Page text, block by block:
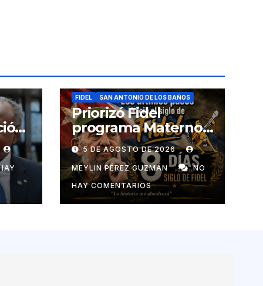
FIDEL SAN ANTONIO DE LOS BAÑOS
Priorizó Fidel
programa Materno
Infantil en el pais
5 DE AGOSTO DE 2026
MEYLIN PÉREZ GUZMÁN
NO
HAY COMENTARIOS